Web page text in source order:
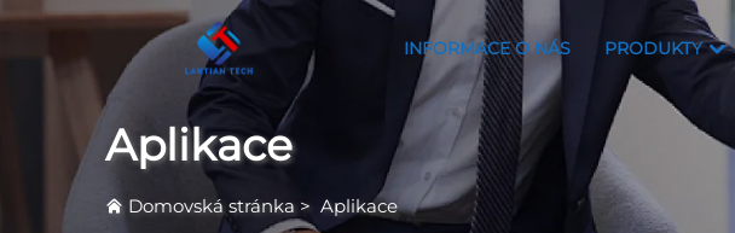
INFORMACE O NÁS PRODUKTY
Aplikace
Domovská stránka> Aplikace